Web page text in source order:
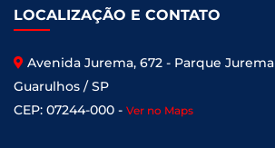
LOCALIZAÇÃO E CONTATO
Avenida Jurema, 672 - Parque Jurema
Guarulhos / SP
CEP: 07244-000 - Ver no Maps